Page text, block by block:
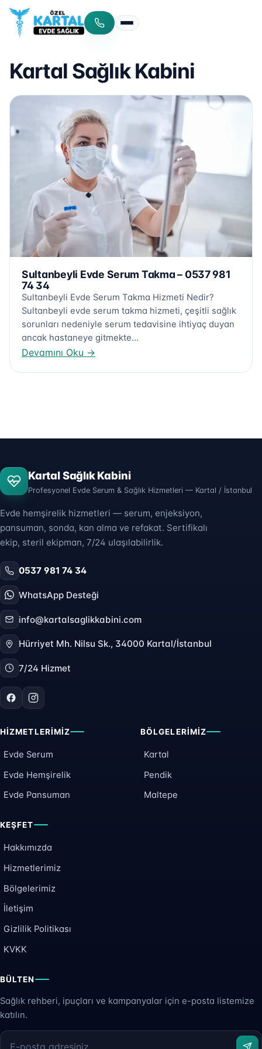
Menüyü aç/kapat
Kartal Sağlık Kabini
Sultanbeyli Evde Serum Takma – 0537 981
74 34
Sultanbeyli Evde Serum Takma Hizmeti Nedir?
Sultanbeyli evde serum takma hizmeti, çeşitli sağlık
sorunları nedeniyle serum tedavisine ihtiyaç duyan
ancak hastaneye gitmekte…
Devamını Oku →
Kartal Sağlık Kabini
Profesyonel Evde Serum & Sağlık Hizmetleri — Kartal / İstanbul
Evde hemşirelik hizmetleri — serum, enjeksiyon,
pansuman, sonda, kan alma ve refakat. Sertifikalı
ekip, steril ekipman, 7/24 ulaşılabilirlik.
0537 981 74 34
WhatsApp Desteği
info@kartalsaglikkabini.com
Hürriyet Mh. Nilsu Sk., 34000 Kartal/İstanbul
7/24 Hizmet
HIZMETLERIMIZ
Evde Serum
Evde Hemşirelik
Evde Pansuman
BÖLGELERIMIZ
Kartal
Pendik
Maltepe
KEŞFET
Hakkımızda
Hizmetlerimiz
Bölgelerimiz
İletişim
Gizlilik Politikası
KVKK
BÜLTEN
Sağlık rehberi, ipuçları ve kampanyalar için e-posta listemize
katılın.